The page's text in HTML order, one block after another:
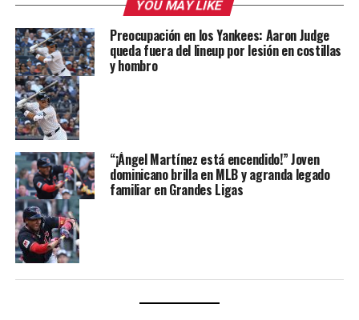
YOU MAY LIKE
Preocupación en los Yankees: Aaron Judge
queda fuera del lineup por lesión en costillas
y hombro
“¡Ángel Martínez está encendido!” Joven
dominicano brilla en MLB y agranda legado
familiar en Grandes Ligas